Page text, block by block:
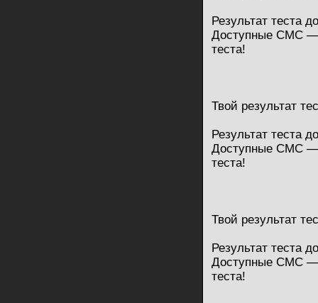
Результат теста
Доступные СМС —
теста!
Твой результат
Результат теста
Доступные СМС —
теста!
Твой результат
Результат теста
Доступные СМС —
теста!